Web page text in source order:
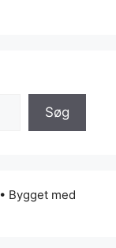
Søg
• Bygget med